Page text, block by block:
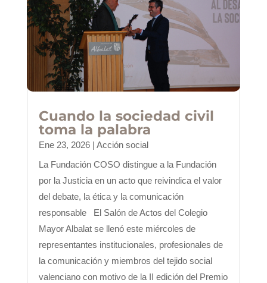
Cuando la sociedad civil
toma la palabra
Ene 23, 2026| Acción social
La Fundación COSO distingue a la Fundación
por la Justicia en un acto que reivindica el valor
del debate, la ética y la comunicación
responsable El Salón de Actos del Colegio
Mayor Albalat se llenó este miércoles de
representantes institucionales, profesionales de
la comunicación y miembros del tejido social
valenciano con motivo de la II edición del Premio